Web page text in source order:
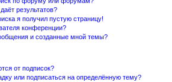
результатов?
я получил пустую страницу!
конференции?
и созданные мной темы?
от подписок?
или подписаться на определённую тему?